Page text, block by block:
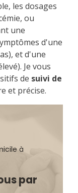
les dosages
ou
une
d'une
et d'une
Je vous
de suivi de
et précise.
par